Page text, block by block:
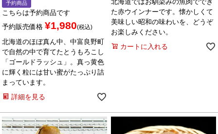
予約商品
こちらは予約商品です
予約販売価格 ¥1,980 税込
北海道のほぼ真ん中、中富良野町
で自然の中で育てたとうもろこし
「ゴールドラッシュ」。真っ黄色
に輝く粒には甘い蜜がたっぷり詰
まっています。
詳細を見る
た赤ウインナーです。懐かしくて
美味しい昭和の味わいを、どうぞ
お楽しみください。
カートに入れる